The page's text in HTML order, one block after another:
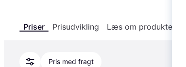
Priser Prisudvikling Læs om produktet
Pris med fragt